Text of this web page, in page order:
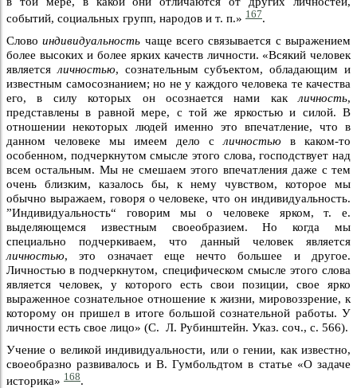
событий, социальных групп, народов и т. п.» 167.
Словоиндивидуальность чаще всего связывается с выражением
более высоких и более ярких качеств личности. «Всякий человек
является личностью, сознательным субъектом, обладающим и
известным самосознанием; но не у каждого человека те качества
его, в силу которых он осознается нами как личность,
представлены в равной мере, с той же яркостью и силой. В
отношении некоторых людей именно это впечатление, что в
данном человеке мы имеем дело с личностью в каком-то
особенном, подчеркнутом смысле этого слова, господствует над
всем остальным. Мы не смешаем этого впечатления даже с тем
очень близким, казалось бы, к нему чувством, которое мы
обычно выражаем, говоря о человеке, что он индивидуальность.
”Индивидуальность“ говорим мы о человеке ярком, т. е.
выделяющемся известным своеобразием. Но когда мы
специально подчеркиваем, что данный человек является
личностью, это означает еще нечто большее и другое.
Личностью в подчеркнутом, специфическом смысле этого слова
является человек, у которого есть свои позиции, свое ярко
выраженное сознательное отношение к жизни, мировоззрение, к
которому он пришел в итоге большой сознательной работы. У
личности есть свое лицо» (С. Л. Рубинштейн. Указ. соч., с. 566).
Учение о великой индивидуальности, или о гении, как известно,
своеобразно развивалось и В. Гумбольдтом в статье «О задаче
историка» 168.